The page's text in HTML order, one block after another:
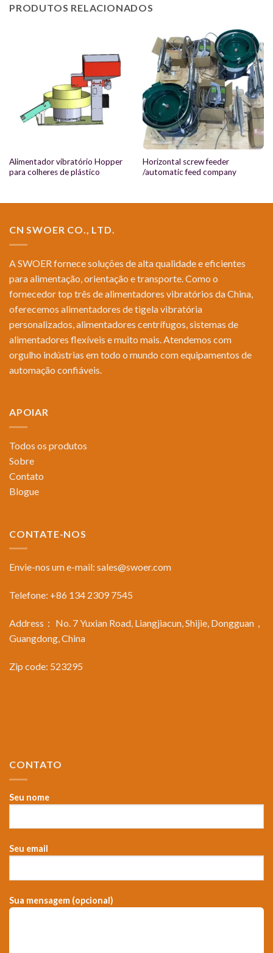
PRODUTOS RELACIONADOS
Alimentador vibratório Hopper
para colheres de plástico
Horizontal screw feeder
/automatic feed company
CN SWOER CO., LTD.
A SWOER fornece soluções de alta qualidade e eficientes
para alimentação, orientação e transporte. Como o
fornecedor top três de alimentadores vibratórios da China,
oferecemos alimentadores de tigela vibratória
personalizados, alimentadores centrífugos, sistemas de
alimentadores flexíveis e muito mais. Atendemos com
orgulho indústrias em todo o mundo com equipamentos de
automação confiáveis.
APOIAR
Todos os produtos
Sobre
Contato
Blogue
CONTATE-NOS
Envie-nos um e-mail: sales@swoer.com
Telefone: +86 134 2309 7545
Address： No. 7 Yuxian Road, Liangjiacun, Shijie, Dongguan，
Guangdong, China
Zip code: 523295
CONTATO
Seu nome
Seu email
Sua mensagem (opcional)